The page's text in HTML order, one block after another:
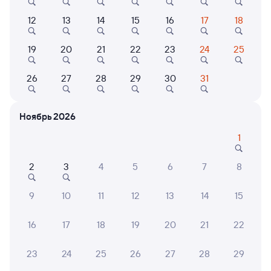
от 2 ⁠065 ⁠₽ 3 ⁠306 ⁠₽ 9 ⁠081 ⁠₽
Выберите дату
251С Проходящий
Аполлонская
Кропоткин
в Санкт-Петербург-Главн.
5 ч 3 м в пути
Дни следования ближайшие: 6, 8, 10 августа Маршрут
Плацкарт Купе
Самый быстрый
12 13 14 15 16 17 18
19 20 21 22 23 24 25
26 27 28 29 30 31
Ноябрь 2026
1
2 3 4 5 6 7 8
9 10 11 12 13 14 15
16 17 18 19 20 21 22
23 24 25 26 27 28 29